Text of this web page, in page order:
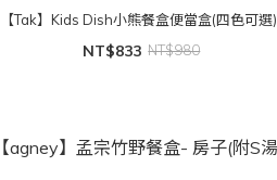
【Tak】Kids Dish小熊餐盒便當盒(四色可選)
NT$833 NT$980